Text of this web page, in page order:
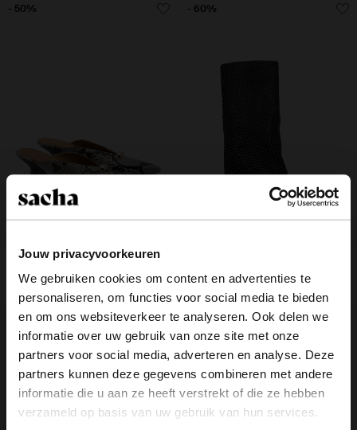
Jouw privacyvoorkeuren
We gebruiken cookies om content en advertenties te
personaliseren, om functies voor social media te bieden
en om ons websiteverkeer te analyseren. Ook delen we
informatie over uw gebruik van onze site met onze
partners voor social media, adverteren en analyse. Deze
partners kunnen deze gegevens combineren met andere
informatie die u aan ze heeft verstrekt of die ze hebben
verzameld op basis van uw gebruik van hun services.
69.99
35.00
- 50%
140.00
56.00
- 60%
- 60%
×
View this website in English?
It looks like your language isn't Dutch. Would
you like to switch to English?